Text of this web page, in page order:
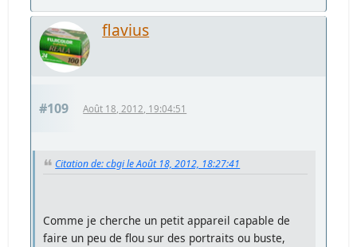
flavius
#109 Août 18, 2012, 19:04:51
Citation de: cbgi le Août 18, 2012, 18:27:41
Comme je cherche un petit appareil capable de
faire un peu de flou sur des portraits ou buste,